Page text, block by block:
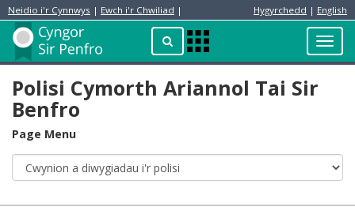
Neidio i'r Cynnwys | Ewch i'r Chwiliad | Hygyrchedd | English
ChwilioApps
Menu
Preswylydd
Polisi Cymorth Ariannol Tai Sir
Benfro
Page Menu